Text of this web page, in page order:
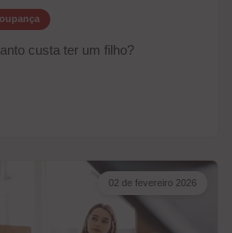
custa ter um filho?
02 de fevereiro 2026